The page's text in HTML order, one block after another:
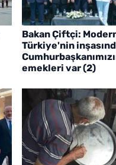
Bakan Çiftçi:
Türkiye'nin
emekleri var (2)